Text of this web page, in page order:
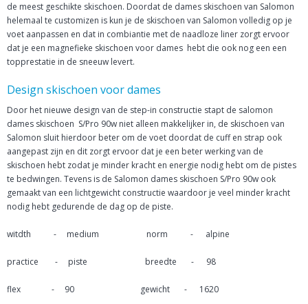
de meest geschikte skischoen. Doordat de dames skischoen van Salomon
helemaal te customizen is kun je de skischoen van Salomon volledig op je
voet aanpassen en dat in combiantie met de naadloze liner zorgt ervoor
dat je een magnefieke skischoen voor dames hebt die ook nog een een
topprestatie in de sneeuw levert.
Design skischoen voor dames
Door het nieuwe design van de step-in constructie stapt de salomon
dames skischoen S/Pro 90w niet alleen makkelijker in, de skischoen van
Salomon sluit hierdoor beter om de voet doordat de cuff en strap ook
aangepast zijn en dit zorgt ervoor dat je een beter werking van de
skischoen hebt zodat je minder kracht en energie nodig hebt om de pistes
te bedwingen. Tevens is de Salomon dames skischoen S/Pro 90w ook
gemaakt van een lichtgewicht constructie waardoor je veel minder kracht
nodig hebt gedurende de dag op de piste.
witdth - medium norm - alpine
practice - piste breedte - 98
flex - 90 gewicht - 1620